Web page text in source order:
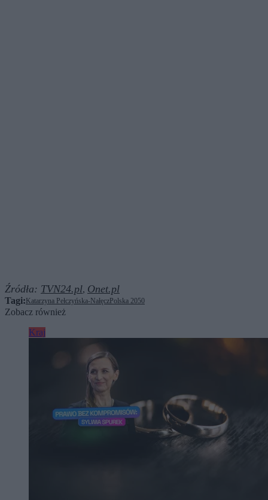
Źródła: TVN24.pl, Onet.pl
Tagi: Katarzyna Pełczyńska-Nałęcz Polska 2050
Zobacz również
Kraj